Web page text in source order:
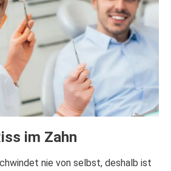
im Zahn
nie von selbst, deshalb ist